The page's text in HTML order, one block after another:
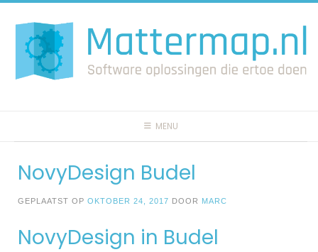
naar
inhoud
MENU
NovyDesign Budel
GEPLAATST OP OKTOBER 24, 2017 DOOR MARC
NovyDesign in Budel